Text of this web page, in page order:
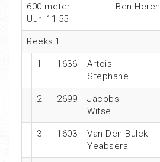
600 meter
Ben Heren
Uur=11:55
Reeks:1
1 1636
Artois
Stephane
2 2699
Jacobs
Witse
3 1603
Van Den Bulck
Yeabsera